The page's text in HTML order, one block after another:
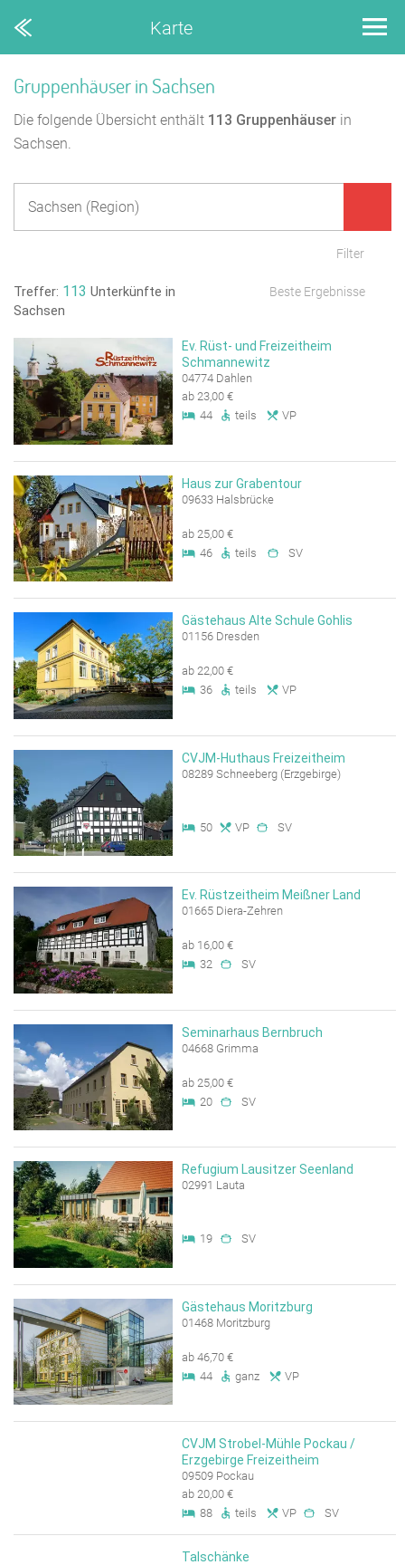
Karte
Gruppenhäuser in Sachsen
Die folgende Übersicht enthält 113 Gruppenhäuser in
Sachsen.
Filter
Treffer: 113 Unterkünfte in
Sachsen
Beste Ergebnisse
Ev. Rüst- und Freizeitheim
Schmannewitz
04774 Dahlen
ab 23,00 €
44
teils VP
Haus zur Grabentour
09633 Halsbrücke
ab 25,00 €
46
teils SV
Gästehaus Alte Schule Gohlis
01156 Dresden
ab 22,00 €
36
teils VP
CVJM-Huthaus Freizeitheim
08289 Schneeberg (Erzgebirge)
50 VP SV
Ev. Rüstzeitheim Meißner Land
01665 Diera-Zehren
ab 16,00 €
32
SV
Seminarhaus Bernbruch
04668 Grimma
ab 25,00 €
20
SV
Refugium Lausitzer Seenland
02991 Lauta
19 SV
Gästehaus Moritzburg
01468 Moritzburg
ab 46,70 €
44
ganz VP
CVJM Strobel-Mühle Pockau /
Erzgebirge Freizeitheim
09509 Pockau
ab 20,00 €
88
teils VP SV
Talschänke